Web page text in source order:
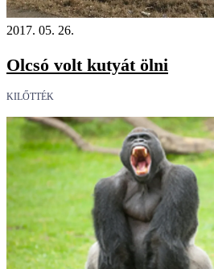
2017. 05. 26.
Olcsó volt kutyát ölni
KILŐTTÉK